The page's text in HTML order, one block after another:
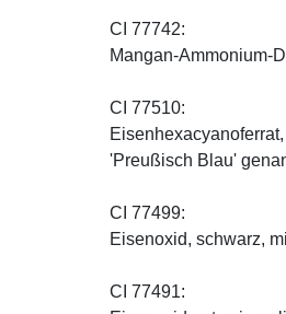
CI 77742:
Mangan-Ammonium-
CI 77510:
'Preußisch Blau'
CI 77499:
Eisenoxid, schwarz,
CI 77491: